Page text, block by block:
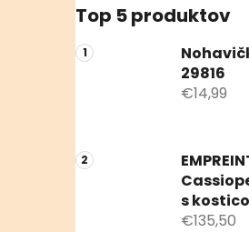
Top 5 produktov
29816
€14,99
s
€135,50